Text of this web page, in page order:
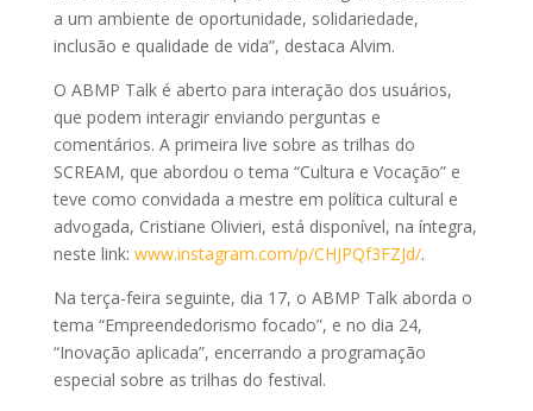
a um ambiente de oportunidade, solidariedade,
inclusão e qualidade de vida”, destaca Alvim.
O ABMP Talk é aberto para interação dos usuários,
que podem interagir enviando perguntas e
comentários. A primeira live sobre as trilhas do
SCREAM, que abordou o tema “Cultura e Vocação” e
teve como convidada a mestre em política cultural e
advogada, Cristiane Olivieri, está disponível, na íntegra,
neste link: www.instagram.com/p/CHJPQf3FZJd/.
Na terça-feira seguinte, dia 17, o ABMP Talk aborda o
tema “Empreendedorismo focado”, e no dia 24,
“Inovação aplicada”, encerrando a programação
especial sobre as trilhas do festival.